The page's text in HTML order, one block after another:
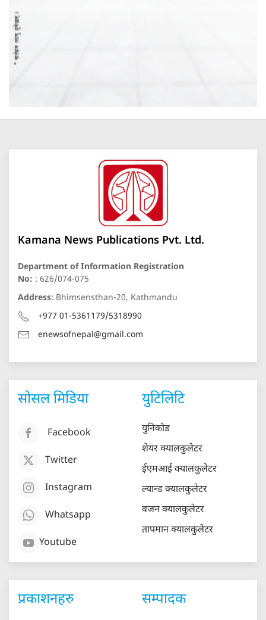
Kamana News Publications Pvt. Ltd.
Department of Information Registration
No: : 626/074-075
Address: Bhimsensthan-20, Kathmandu
+977 01-5361179/5318990
enewsofnepal@gmail.com
सोसल मिडिया
Facebook
Twitter
Instagram
Whatsapp
Youtube
युटिलिटि
युनिकोड
शेयर क्यालकुलेटर
ईएमआई क्यालकुलेटर
ल्यान्ड क्यालकुलेटर
वजन क्यालकुलेटर
तापमान क्यालकुलेटर
प्रकाशनहरु सम्पादक